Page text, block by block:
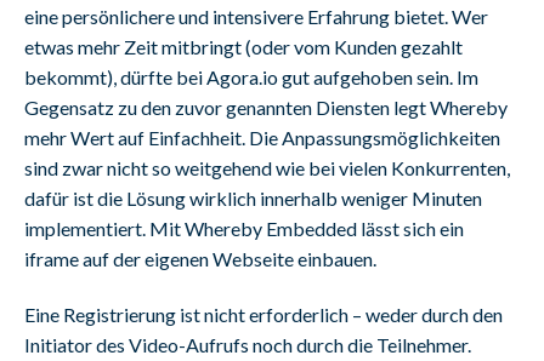
eine persönlichere und intensivere Erfahrung bietet. Wer
etwas mehr Zeit mitbringt (oder vom Kunden gezahlt
bekommt), dürfte bei Agora.io gut aufgehoben sein. Im
Gegensatz zu den zuvor genannten Diensten legt Whereby
mehr Wert auf Einfachheit. Die Anpassungsmöglichkeiten
sind zwar nicht so weitgehend wie bei vielen Konkurrenten,
dafür ist die Lösung wirklich innerhalb weniger Minuten
implementiert. Mit Whereby Embedded lässt sich ein
iframe auf der eigenen Webseite einbauen.
Eine Registrierung ist nicht erforderlich – weder durch den
Initiator des Video-Aufrufs noch durch die Teilnehmer.